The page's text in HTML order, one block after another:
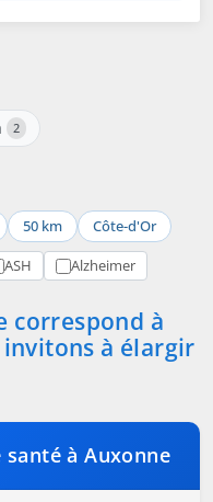
2
50 km Côte-d'Or
ASH Alzheimer
correspond à
à élargir
à Auxonne